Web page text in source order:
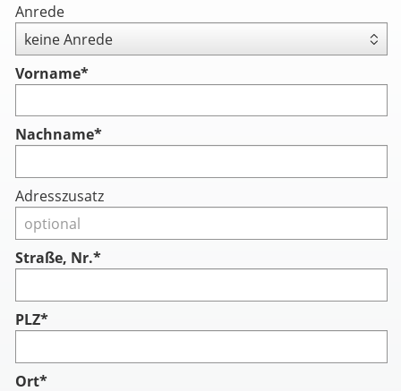
Anrede
Vorname*
Nachname*
Adresszusatz
Straße, Nr.*
PLZ*
Ort*